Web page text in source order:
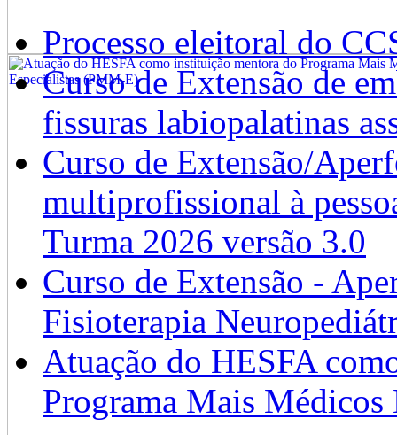
Processo eleitoral do
Curso de Extensão de
fissuras labiopalatinas
Curso de Extensão/
multiprofissional à
Turma 2026 versão 3.0
Curso de Extensão -
Fisioterapia
Atuação do HESFA
Programa Mais